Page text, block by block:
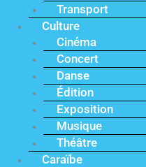
Transport
Culture
Cinéma
Concert
Danse
Édition
Exposition
Musique
Théâtre
Caraïbe